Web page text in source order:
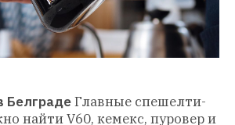
БелградеГлавные спешелти-
найти V60, кемекс, пуровер и